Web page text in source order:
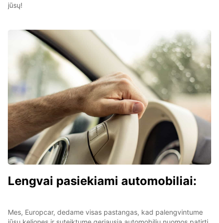
jūsų!
Lengvai pasiekiami automobiliai:
Mes, Europcar, dedame visas pastangas, kad palengvintume